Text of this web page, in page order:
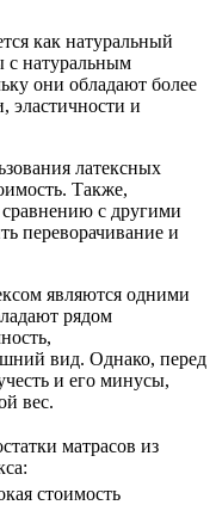
как натуральный
с натуральным
они обладают более
эластичности и
латексных
Также,
с другими
переворачивание и
являются одними
рядом
вид. Однако, перед
и его минусы,
вес.
матрасов из
стоимость